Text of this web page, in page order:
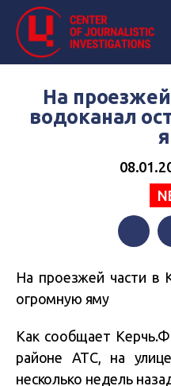
На
водоканал
На проезжей части в
огромную яму
Как сообщает
районе АТС, на
несколько недель